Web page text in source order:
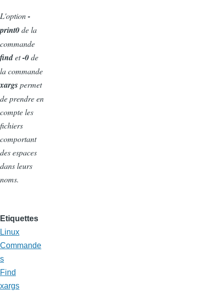
L'option-
print0de la
commande
findet-0de
la commande
xargspermet
de prendre en
compte les
fichiers
comportant
des espaces
dans leurs
noms.
Etiquettes
Linux
Commande
s
Find
xargs